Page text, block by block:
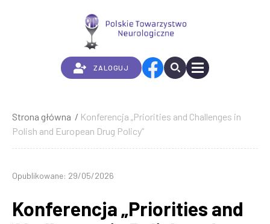
ZALOGUJ
Ścieżka
nawigacyjna
Strona główna
Konferencja „Priorities and Challenges in
Polish and European Drug Policy”
Opublikowane: 29/05/2026
Konferencja „Priorities and